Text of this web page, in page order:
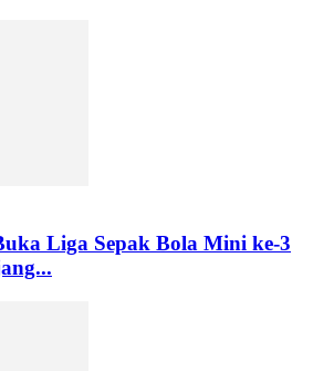
Liga Sepak Bola Mini ke-3